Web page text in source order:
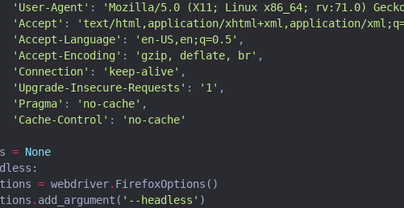
'User-Agent' : 'Mozilla/5.0 (X11; Linux x86_64; rv:71.0)
'Accept' : 'text/html,application/xhtml+xml,application/
'Accept-Language' : 'en-US,en;q=0.5' ,
'Accept-Encoding' : 'gzip, deflate, br' ,
'Connection' : 'keep-alive' ,
'Upgrade-Insecure-Requests' : '1' ,
'Pragma' : 'no-cache' ,
'Cache-Control' :
'no-cache'
= None
:
= webdriver. FirefoxOptions ()
. add_argument ( '--headless' )